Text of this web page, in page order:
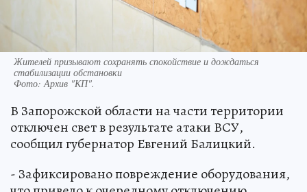
Жителей призывают сохранять спокойствие и дождаться
стабилизации обстановки
Фото: Архив "КП".
В Запорожской области на части территории
отключен свет в результате атаки ВСУ,
сообщил губернатор Евгений Балицкий.
- Зафиксировано повреждение оборудования,